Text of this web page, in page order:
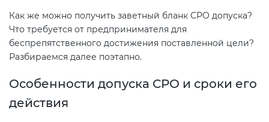
Как же можно получить заветный бланк СРО допуска?
Что требуется от предпринимателя для
беспрепятственного достижения поставленной цели?
Разбираемся далее поэтапно.
Особенности допуска СРО и сроки его
действия